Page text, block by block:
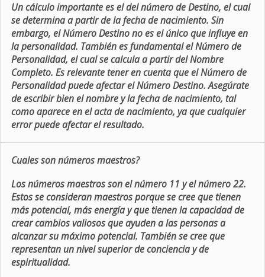
Un cálculo importante es el del número de Destino, el cual
se determina a partir de la fecha de nacimiento. Sin
embargo, el Número Destino no es el único que influye en
la personalidad. También es fundamental el Número de
Personalidad, el cual se calcula a partir del Nombre
Completo. Es relevante tener en cuenta que el Número de
Personalidad puede afectar el Número Destino. Asegúrate
de escribir bien el nombre y la fecha de nacimiento, tal
como aparece en el acta de nacimiento, ya que cualquier
error puede afectar el resultado.
Cuales son números maestros?
Los números maestros son el número 11 y el número 22.
Estos se consideran maestros porque se cree que tienen
más potencial, más energía y que tienen la capacidad de
crear cambios valiosos que ayuden a las personas a
alcanzar su máximo potencial. También se cree que
representan un nivel superior de conciencia y de
espiritualidad.